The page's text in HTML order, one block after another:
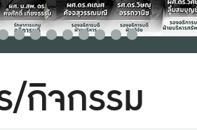
/กิจกรรม